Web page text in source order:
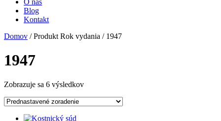
O nás
Blog
Kontakt
Domov / Produkt Rok vydania / 1947
1947
Zobrazuje sa 6 výsledkov